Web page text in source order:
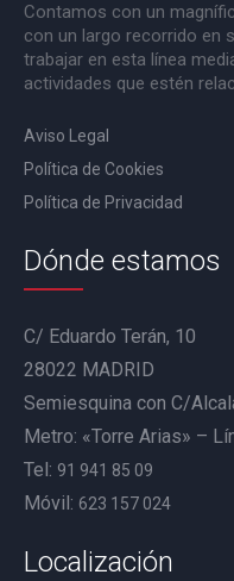
Contamos con un
con un largo recorrido en
trabajar en esta línea
actividades que estén
Aviso Legal
Política de Cookies
Política de Privacidad
Dónde estamos
C/ Eduardo Terán, 10
28022 MADRID
Semiesquina con C/
Metro: «Torre Arias» –
Tel: 91 941 85 09
Móvil: 623 157 024
Localización